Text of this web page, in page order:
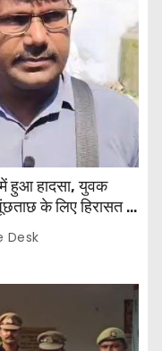
हुआ हादसा, युवक
के लिए हिरासत में
Desk